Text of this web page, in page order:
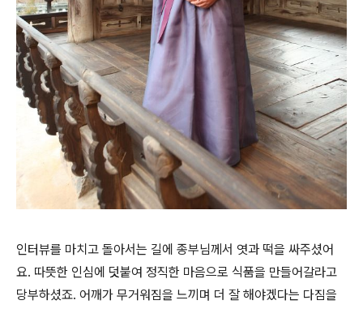
인터뷰를 마치고 돌아서는 길에 종부님께서 엿과 떡을 싸주셨어
요. 따뜻한 인심에 덧붙여 정직한 마음으로 식품을 만들어갈라고
당부하셨죠. 어깨가 무거워짐을 느끼며 더 잘 해야겠다는 다짐을